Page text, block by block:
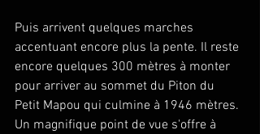
Puis arrivent quelques marches
accentuant encore plus la pente. Il reste
encore quelques 300 mètres à monter
pour arriver au sommet du Piton du
Petit Mapou qui culmine à 1946 mètres.
Un magnifique point de vue s'offre à